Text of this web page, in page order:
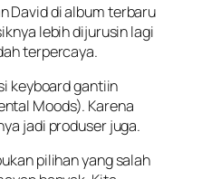
David di album terbaru
lebih dijurusin lagi
terpercaya.
keyboard gantiin
Moods). Karena
jadi produser juga.
pilihan yang salah